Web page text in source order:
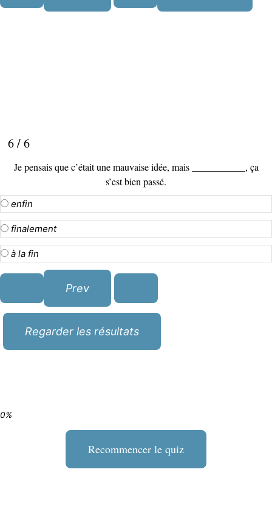
6 / 6
Je pensais que c’était une mauvaise idée, mais ___________, ça
s’est bien passé.
enfin
finalement
à la fin
0%
Recommencer le quiz